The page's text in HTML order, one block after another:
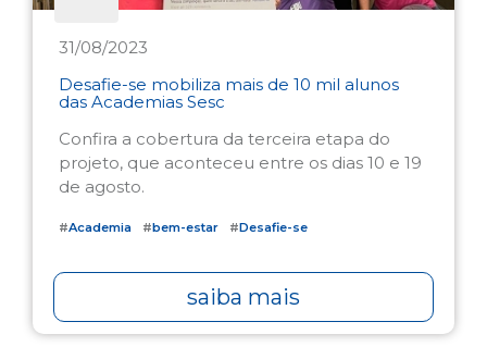
31/08/2023
Desafie-se mobiliza mais de 10 mil alunos
das Academias Sesc
Confira a cobertura da terceira etapa do
projeto, que aconteceu entre os dias 10 e 19
de agosto.
#Academia #bem-estar #Desafie-se
saiba mais